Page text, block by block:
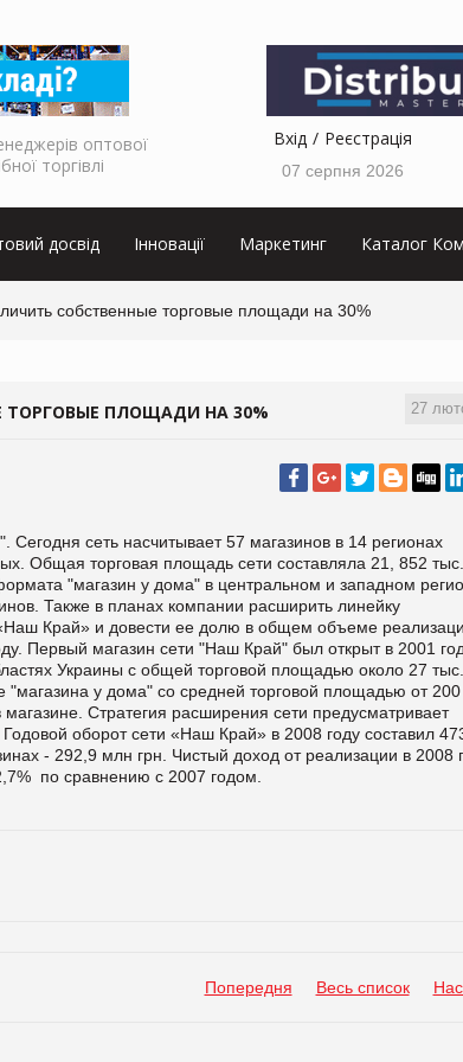
оптової
торгівлі
Вхід Реєстрація
07 серпня 2026
досвід Інновації Маркетинг Каталог
собственные торговые площади на 30%
27
ТОРГОВЫЕ ПЛОЩАДИ НА 30%
сеть насчитывает 57 магазинов в 14 регионах
Общая торговая площадь сети составляла 21, 852 тыс.
"магазин у дома" в центральном и западном
Также в планах компании расширить линейку
Край» и довести ее долю в общем объеме
Первый магазин сети "Наш Край" был открыт в 2001
Украины с общей торговой площадью около 27 тыс.
у дома" со средней торговой площадью от
Стратегия расширения сети предусматривает
оборот сети «Наш Край» в 2008 году составил
- 292,9 млн грн. Чистый доход от реализации в 2008
по сравнению с 2007 годом.
Попередня Весь список